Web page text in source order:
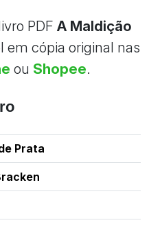
PDF A Maldição
em cópia original nas
ou Shopee.
Prata